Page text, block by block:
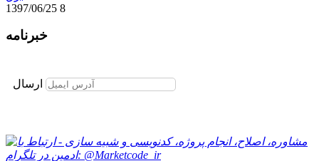
1397/06/25 8
خبرنامه
ارسال